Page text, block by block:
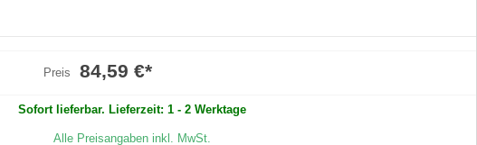
Preis 84,59 €*
Sofort lieferbar. Lieferzeit: 1 - 2 Werktage
Alle Preisangaben inkl. MwSt.